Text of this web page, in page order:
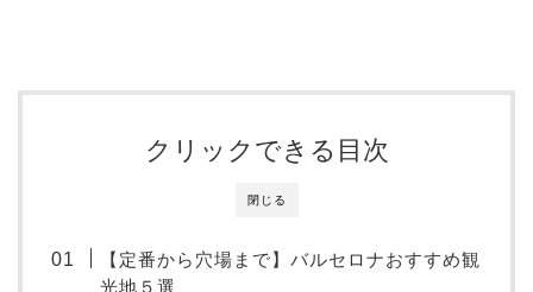
閉じる
クリックできる目次
【定番から穴場まで】バルセロナおすすめ観
光地５選